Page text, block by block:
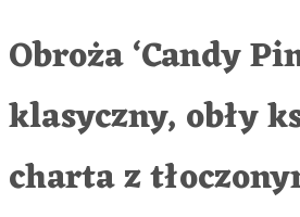
Obroża ‘Candy
klasyczny, obły
charta z